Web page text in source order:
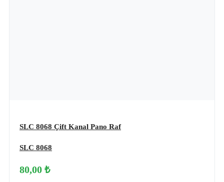
SLC 8068 Çift Kanal Pano Raf
SLC 8068
80,00 ₺